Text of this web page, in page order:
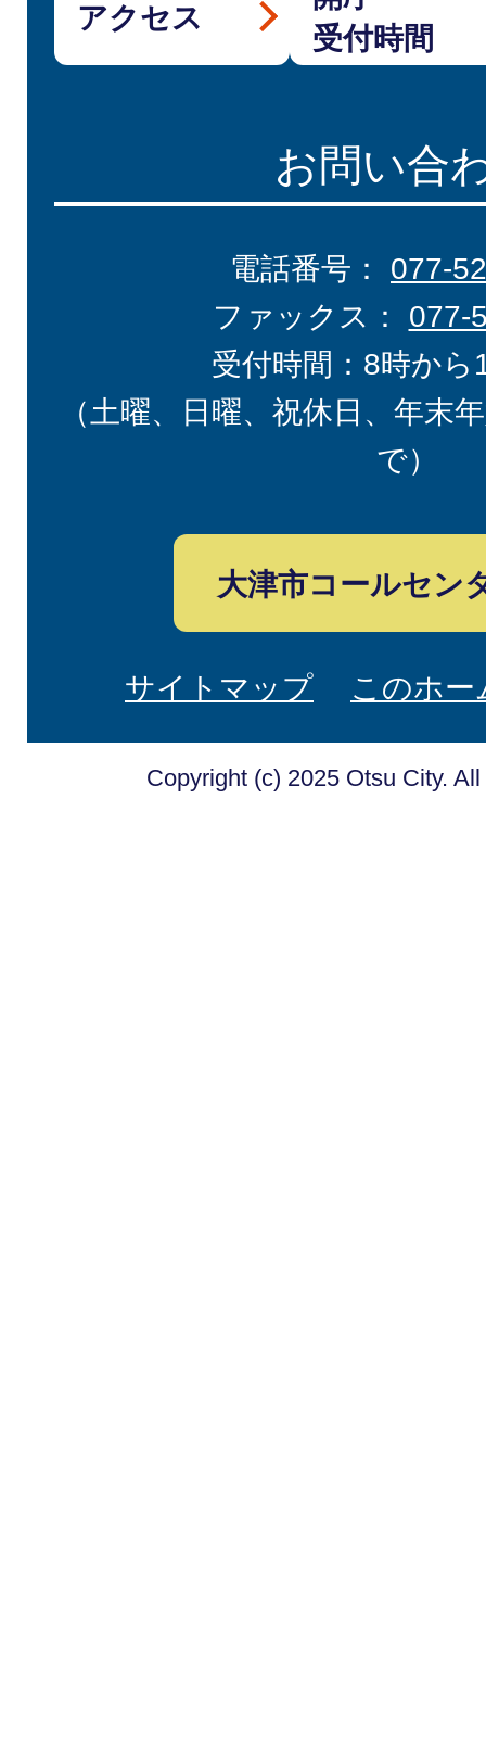
アクセス
受付時間
お問い合
電話番号： 077-
ファックス： 077-
受付時間：8時から
（土曜、日曜、祝休日、年末
で）
大津市コールセン
サイトマップ このホ
Copyright (c) 2025 Otsu City.